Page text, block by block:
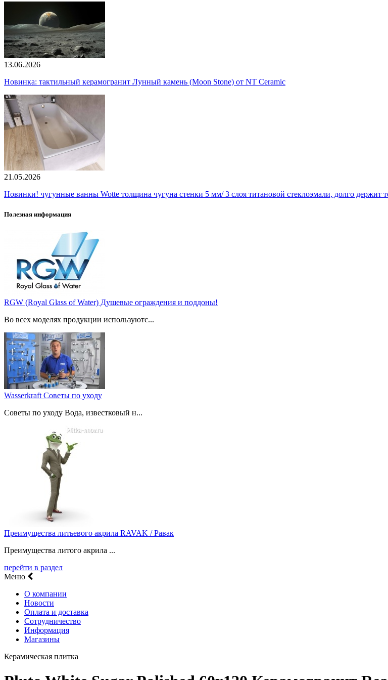
13.06.2026
Новинка: тактильный керамогранит Лунный камень (Moon Stone) от NT Ceramic
21.05.2026
Новинки! чугунные ванны Wotte толщина чугуна стенки 5 мм/ 3 слоя титановой стеклоэмали, долго держит
Полезная информация
RGW (Royal Glass of Water) Душевые ограждения и поддоны!
Во всех моделях продукции используютс...
Wasserkraft Советы по уходу
Советы по уходу Вода, известковый н...
Преимущества литьевого акрила RAVAK / Равак
Преимущества литого акрила ...
перейти в раздел
Меню
О компании
Новости
Оплата и доставка
Сотрудничество
Информация
Магазины
Керамическая плитка